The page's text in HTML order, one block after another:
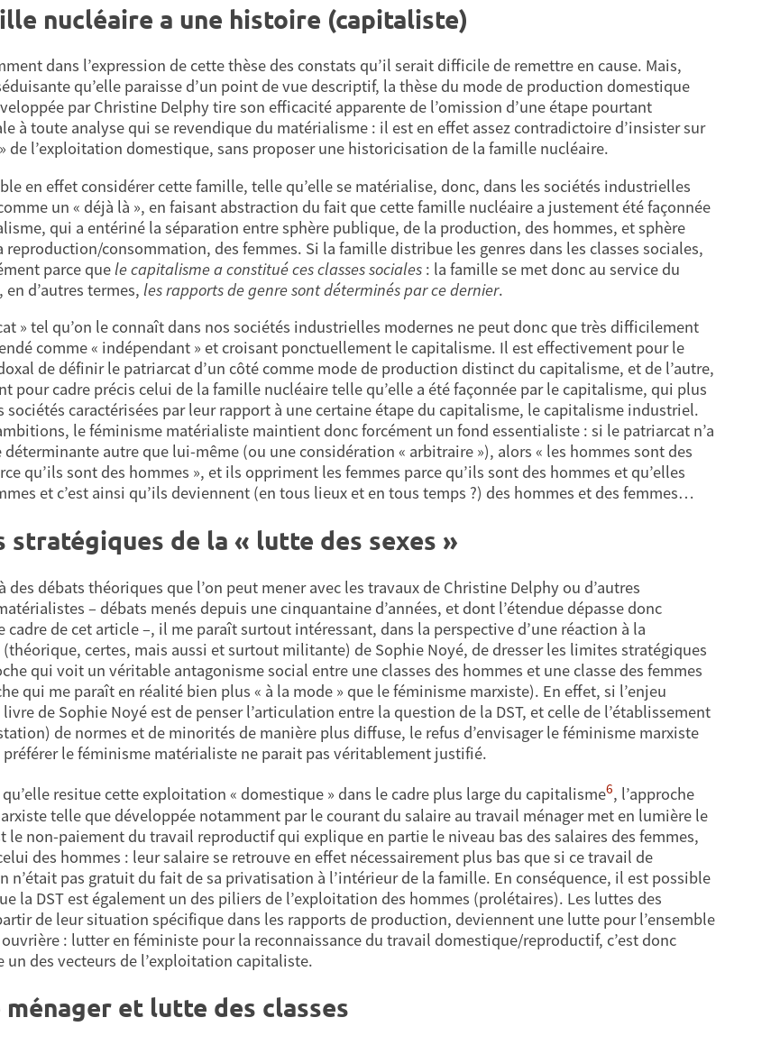
nucléaire a une histoire (capitaliste)
dans l’expression de cette thèse des constats qu’il serait difficile de remettre en cause. Mais,
qu’elle paraisse d’un point de vue descriptif, la thèse du mode de production domestique
par Christine Delphy tire son efficacité apparente de l’omission d’une étape pourtant
à toute analyse qui se revendique du matérialisme : il est en effet assez contradictoire d’insister sur
de l’exploitation domestique, sans proposer une historicisation de la famille nucléaire.
en effet considérer cette famille, telle qu’elle se matérialise, donc, dans les sociétés industrielles
un « déjà là », en faisant abstraction du fait que cette famille nucléaire a justement été façonnée
qui a entériné la séparation entre sphère publique, de la production, des hommes, et sphère
reproduction/consommation, des femmes. Si la famille distribue les genres dans les classes sociales,
parce quele capitalisme a constitué ces classes sociales: la famille se met donc au service du
d’autres termes, les rapports de genre sont déterminés par ce dernier.
» tel qu’on le connaît dans nos sociétés industrielles modernes ne peut donc que très difficilement
comme « indépendant » et croisant ponctuellement le capitalisme. Il est effectivement pour le
de définir le patriarcat d’un côté comme mode de production distinct du capitalisme, et de l’autre,
pour cadre précis celui de la famille nucléaire telle qu’elle a été façonnée par le capitalisme, qui plus
sociétés caractérisées par leur rapport à une certaine étape du capitalisme, le capitalisme industriel.
le féminisme matérialiste maintient donc forcément un fond essentialiste : si le patriarcat n’a
déterminante autre que lui-même (ou une considération « arbitraire »), alors « les hommes sont des
qu’ils sont des hommes », et ils oppriment les femmes parce qu’ils sont des hommes et qu’elles
et c’est ainsi qu’ils deviennent (en tous lieux et en tous temps ?) des hommes et des femmes…
stratégiques de la « lutte des sexes »
des débats théoriques que l’on peut mener avec les travaux de Christine Delphy ou d’autres
– débats menés depuis une cinquantaine d’années, et dont l’étendue dépasse donc
cadre de cet article –, il me paraît surtout intéressant, dans la perspective d’une réaction à la
certes, mais aussi et surtout militante) de Sophie Noyé, de dresser les limites stratégiques
qui voit un véritable antagonisme social entre une classes des hommes et une classe des femmes
qui me paraît en réalité bien plus « à la mode » que le féminisme marxiste). En effet, si l’enjeu
de Sophie Noyé est de penser l’articulation entre la question de la DST, et celle de l’établissement
de normes et de minorités de manière plus diffuse, le refus d’envisager le féminisme marxiste
préférer le féminisme matérialiste ne parait pas véritablement justifié.
resitue cette exploitation « domestique » dans le cadre plus large du capitalisme6, l’approche
telle que développée notamment par le courant du salaire au travail ménager met en lumière le
le non-paiement du travail reproductif qui explique en partie le niveau bas des salaires des femmes,
des hommes : leur salaire se retrouve en effet nécessairement plus bas que si ce travail de
n’était pas gratuit du fait de sa privatisation à l’intérieur de la famille. En conséquence, il est possible
la DST est également un des piliers de l’exploitation des hommes (prolétaires). Les luttes des
de leur situation spécifique dans les rapports de production, deviennent une lutte pour l’ensemble
ouvrière : lutter en féministe pour la reconnaissance du travail domestique/reproductif, c’est donc
un des vecteurs de l’exploitation capitaliste.
ménager et lutte des classes